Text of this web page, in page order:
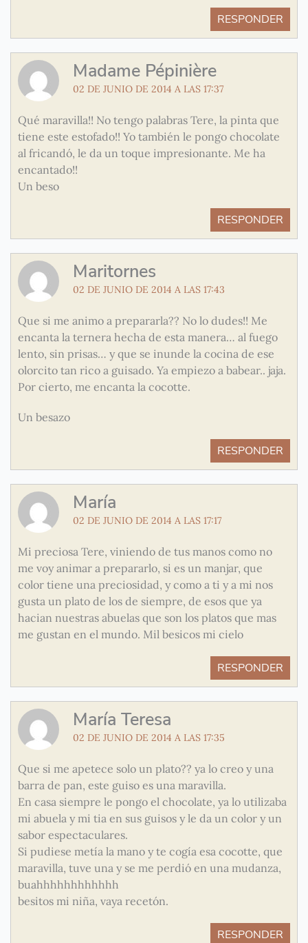
RESPONDER
Madame Pépinière
02 DE JUNIO DE 2014 A LAS 17:37
Qué maravilla!! No tengo palabras Tere, la pinta que
tiene este estofado!! Yo también le pongo chocolate
al fricandó, le da un toque impresionante. Me ha
encantado!!
Un beso
RESPONDER
Maritornes
02 DE JUNIO DE 2014 A LAS 17:43
Que si me animo a prepararla?? No lo dudes!! Me
encanta la ternera hecha de esta manera… al fuego
lento, sin prisas… y que se inunde la cocina de ese
olorcito tan rico a guisado. Ya empiezo a babear.. jaja.
Por cierto, me encanta la cocotte.
Un besazo
RESPONDER
María
02 DE JUNIO DE 2014 A LAS 17:17
Mi preciosa Tere, viniendo de tus manos como no
me voy animar a prepararlo, si es un manjar, que
color tiene una preciosidad, y como a ti y a mi nos
gusta un plato de los de siempre, de esos que ya
hacian nuestras abuelas que son los platos que mas
me gustan en el mundo. Mil besicos mi cielo
RESPONDER
María Teresa
02 DE JUNIO DE 2014 A LAS 17:35
Que si me apetece solo un plato?? ya lo creo y una
barra de pan, este guiso es una maravilla.
En casa siempre le pongo el chocolate, ya lo utilizaba
mi abuela y mi tia en sus guisos y le da un color y un
sabor espectaculares.
Si pudiese metía la mano y te cogía esa cocotte, que
maravilla, tuve una y se me perdió en una mudanza,
buahhhhhhhhhhhh
besitos mi niña, vaya recetón.
RESPONDER